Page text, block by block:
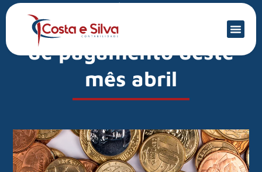
Mercado Financeiro
INSS: veja o calendário
de pagamento deste
mês abril